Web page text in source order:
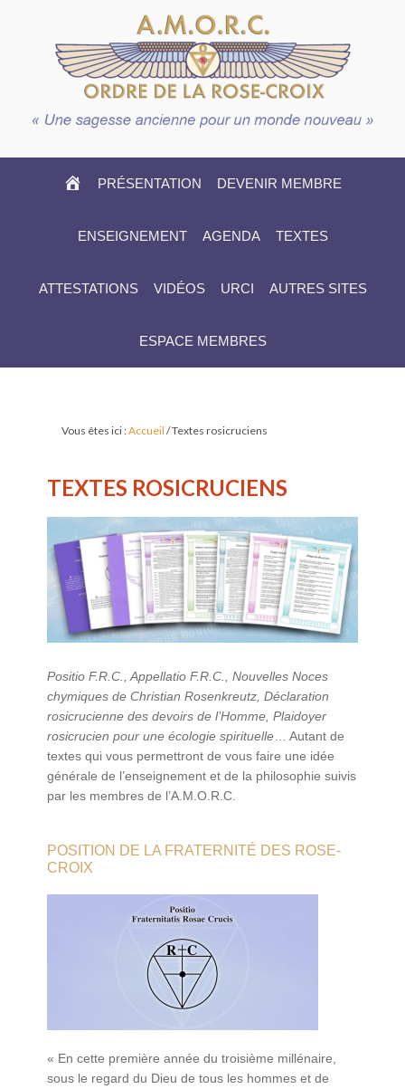
HOME
PRÉSENTATION DEVENIR MEMBRE
ENSEIGNEMENT AGENDA TEXTES
ATTESTATIONS VIDÉOS URCI AUTRES SITES
ESPACE MEMBRES
Vous êtes ici :Accueil /Textes rosicruciens
TEXTES ROSICRUCIENS
Positio F.R.C., Appellatio F.R.C., Nouvelles Noces
chymiques de Christian Rosenkreutz, Déclaration
rosicrucienne des devoirs de l’Homme, Plaidoyer
rosicrucien pour une écologie spirituelle … Autant de
textes qui vous permettront de vous faire une idée
générale de l’enseignement et de la philosophie suivis
par les membres de l’A.M.O.R.C.
POSITION DE LA FRATERNITÉ DES ROSE-
CROIX
« En cette première année du troisième millénaire,
sous le regard du Dieu de tous les hommes et de